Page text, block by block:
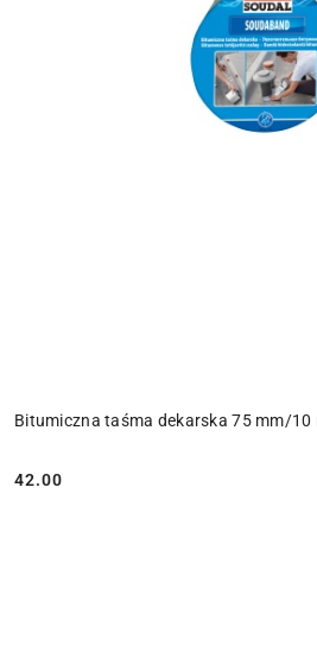
Bitumiczna taśma dekarska 75 mm/10
Cena:
42.00